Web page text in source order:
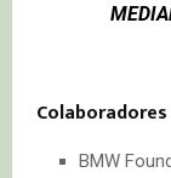
Colaboradores
BMW